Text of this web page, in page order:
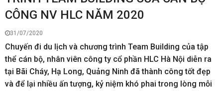
CÔNG NV HLC NĂM 2020
31/07/2020
Chuyến đi du lịch và chương trình Team Building của tập
thể cán bộ, nhân viên công ty cổ phần HLC Hà Nội diễn ra
tại Bãi Cháy, Hạ Long, Quảng Ninh đã thành công tốt đẹp
và để lại nhiều ấn tượng, kỷ niệm khó phai trong lòng mỗi